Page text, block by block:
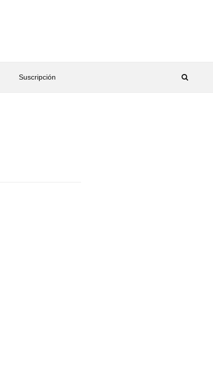
Suscripción